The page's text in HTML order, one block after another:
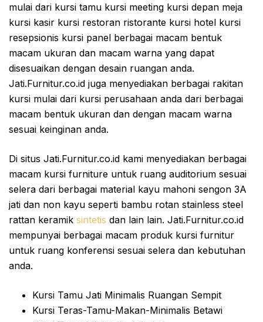
mulai dari kursi tamu kursi meeting kursi depan meja
kursi kasir kursi restoran ristorante kursi hotel kursi
resepsionis kursi panel berbagai macam bentuk
macam ukuran dan macam warna yang dapat
disesuaikan dengan desain ruangan anda.
Jati.Furnitur.co.id juga menyediakan berbagai rakitan
kursi mulai dari kursi perusahaan anda dari berbagai
macam bentuk ukuran dan dengan macam warna
sesuai keinginan anda.
Di situs Jati.Furnitur.co.id kami menyediakan berbagai
macam kursi furniture untuk ruang auditorium sesuai
selera dari berbagai material kayu mahoni sengon 3A
jati dan non kayu seperti bambu rotan stainless steel
rattan keramik sintetis dan lain lain. Jati.Furnitur.co.id
mempunyai berbagai macam produk kursi furnitur
untuk ruang konferensi sesuai selera dan kebutuhan
anda.
Kursi Tamu Jati Minimalis Ruangan Sempit
Kursi Teras-Tamu-Makan-Minimalis Betawi